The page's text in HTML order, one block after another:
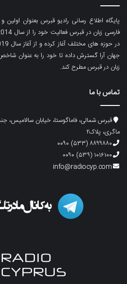
پایگاه اطلاع رسانی رادیو قبرس بعنوان
جهان آرا گسترش داده تا خود را به عنوان
زبان در قبرس مطرح کند.
تماس با ما
ماگری، پلاک۲
۸۸۹۹۸۸۰ (۵۳۳) ۰۰۹۰
۱۰۱۶۱۰۰ (۵۳۹) ۰۰۹۰
info@radiocyp.com